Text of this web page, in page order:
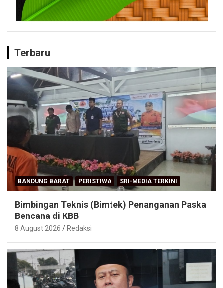
Terbaru
BANDUNG BARAT PERISTIWA SRI-MEDIA TERKINI
Bimbingan Teknis (Bimtek) Penanganan Paska
Bencana di KBB
8 August 2026 Redaksi